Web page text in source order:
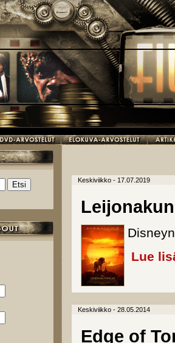
Keskiviikko - 17.07.2019
Lue
Keskiviikko - 28.05.2014
Edge of